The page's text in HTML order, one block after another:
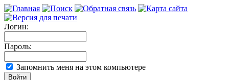
Логин:
Пароль:
Запомнить меня на этом компьютере